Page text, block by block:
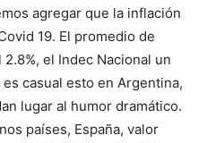
agregar que la inflación
19. El promedio de
el Indec Nacional un
casual esto en Argentina,
lugar al humor dramático.
países, España, valor